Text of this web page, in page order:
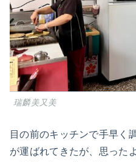
瑞麟美又美
目の前のキッチンで手早く
が運ばれてきたが、思った